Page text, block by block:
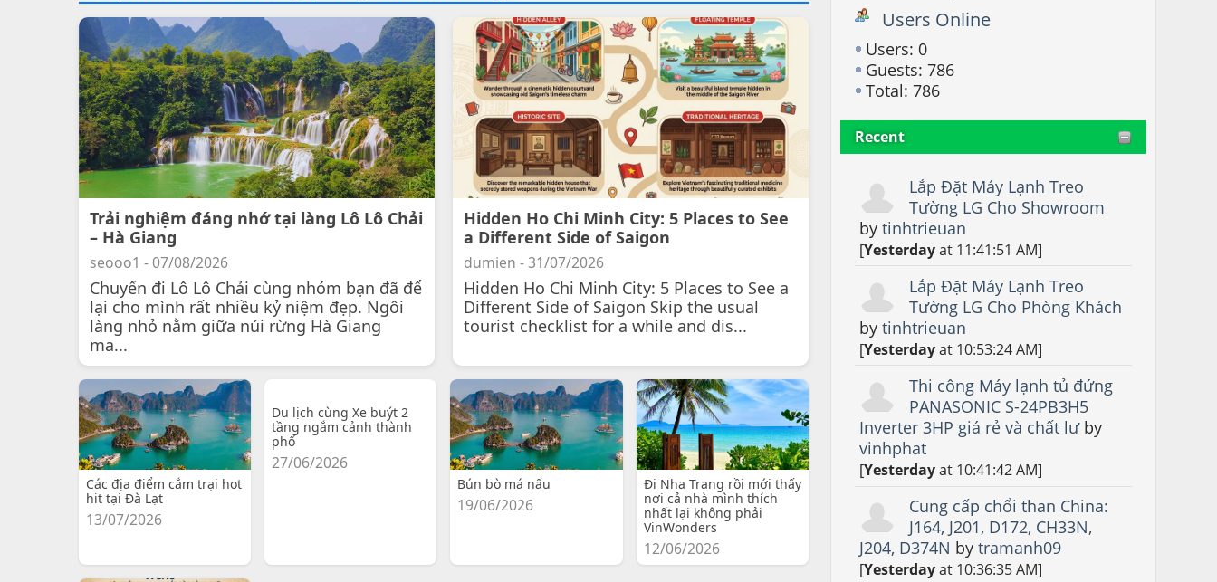
Users Online
Users: 0
Guests: 786
Total: 786
Recent
Lắp Đặt Máy Lạnh Treo
Tường LG Cho Showroom
bytinhtrieuan
[Yesterdayat 11:41:51 AM]
Lắp Đặt Máy Lạnh Treo
Tường LG Cho Phòng Khách
bytinhtrieuan
[Yesterdayat 10:53:24 AM]
Thi công Máy lạnh tủ đứng
PANASONIC S-24PB3H5
Inverter 3HP giá rẻ và chất lưby
vinhphat
[Yesterdayat 10:41:42 AM]
Cung cấp chổi than China:
J164, J201, D172, CH33N,
J204, D374N bytramanh09
[Yesterdayat 10:36:35 AM]
Trải nghiệm đáng nhớ tại làng Lô Lô Chải
– Hà Giang
seooo1 - 07/08/2026
Chuyến đi Lô Lô Chải cùng nhóm bạn đã để
lại cho mình rất nhiều kỷ niệm đẹp. Ngôi
làng nhỏ nằm giữa núi rừng Hà Giang
ma...
Hidden Ho Chi Minh City: 5 Places to See
a Different Side of Saigon
dumien - 31/07/2026
Hidden Ho Chi Minh City: 5 Places to See a
Different Side of Saigon Skip the usual
tourist checklist for a while and dis...
Các địa điểm cắm trại hot
hit tại Đà Lạt
13/07/2026
Du lịch cùng Xe buýt 2
tầng ngắm cảnh thành
phố
27/06/2026
Bún bò má nấu
19/06/2026
Đi Nha Trang rồi mới thấy
nơi cả nhà mình thích
nhất lại không phải
VinWonders
12/06/2026